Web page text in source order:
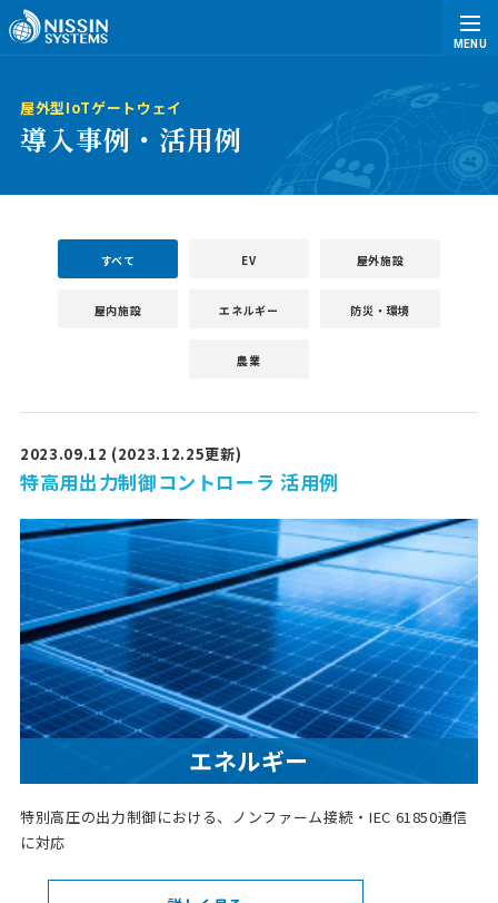
MENU
屋外型IoTゲートウェイ
導入事例・活用例
すべて EV 屋外施設
屋内施設 エネルギー 防災・環境
農業
2023.09.12 (2023.12.25更新)
特高用出力制御コントローラ 活用例
エネルギー
特別高圧の出力制御における、ノンファーム接続・IEC 61850通信
に対応